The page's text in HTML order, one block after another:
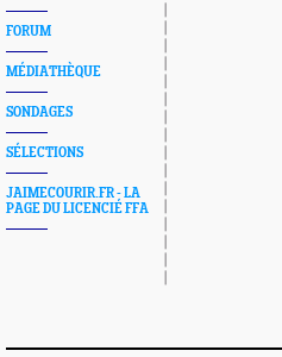
FORUM
MÉDIATHÈQUE
SONDAGES
SÉLECTIONS
JAIMECOURIR.FR - LA
PAGE DU LICENCIÉ FFA